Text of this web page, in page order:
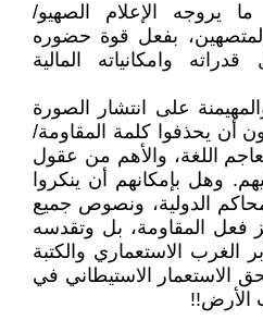
يروجه الإعلام الصهيو/
المتصهين، بفعل قوة حضوره
وامكانياته المالية
على انتشار الصورة
أن يحذفوا كلمة المقاومة/
اللغة، والأهم من عقول
وهل بإمكانهم أن ينكروا
الدولية، ونصوص جميع
فعل المقاومة، بل وتقدسه
الغرب الاستعماري والكتبة
الاستعمار الاستيطاني في
الأرض!!